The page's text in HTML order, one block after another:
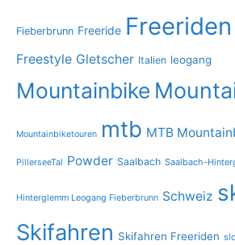
Fieberbrunn Freeride Freeriden
Freestyle Gletscher Italien leogang
Mountainbike
Mountainbiketouren mtb MTB
PillerseeTal Powder Saalbach Saalbach-
Hinterglemm Leogang Fieberbrunn Schweiz
Skifahren Skifahren Freeriden